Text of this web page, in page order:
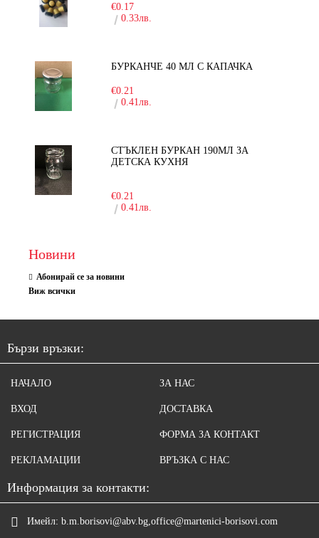
€0.17
0.33лв.
БУРКАНЧЕ 40 МЛ С КАПАЧКА
€0.21
0.41лв.
СТЪКЛЕН БУРКАН 190МЛ ЗА
ДЕТСКА КУХНЯ
€0.21
0.41лв.
Новини
Абонирай се за новини
Виж всички
Бързи връзки:
НАЧАЛО
ВХОД
РЕГИСТРАЦИЯ
РЕКЛАМАЦИИ
ЗА НАС
ДОСТАВКА
ФОРМА ЗА КОНТАКТ
ВРЪЗКА С НАС
Информация за контакти:
Имейл: b.m.borisovi@abv.bg,office@martenici-borisovi.com